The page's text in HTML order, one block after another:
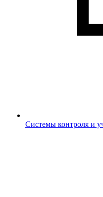
Системы контроля и